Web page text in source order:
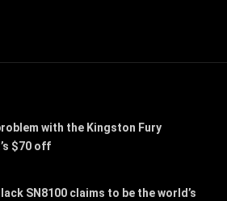
with the Kingston Fury
$70 off
SN8100 claims to be the world’s